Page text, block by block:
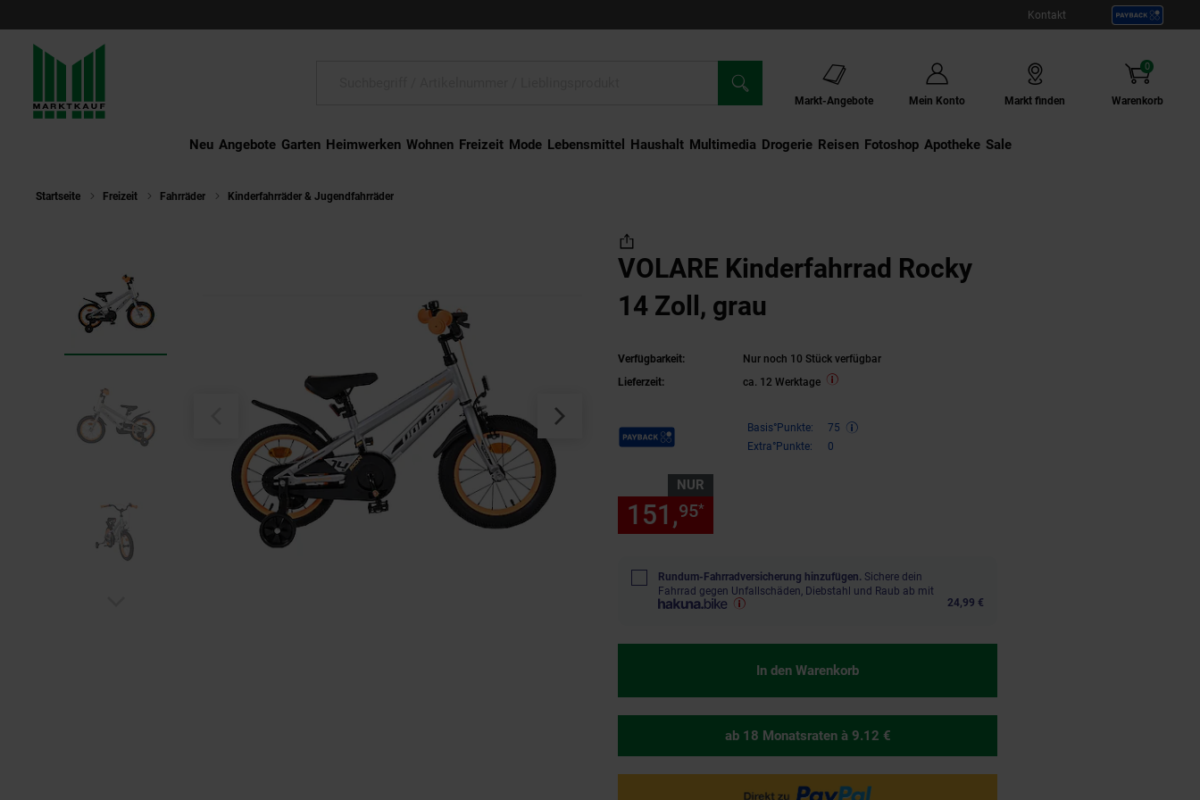
Kontakt
Markt-Angebote Mein Konto Markt finden Warenkorb
0
Artikel
Neu Angebote Garten Heimwerken Wohnen Freizeit Mode Lebensmittel Haushalt Multimedia Drogerie Externer Link:
Reisen Externer Link:
Fotoshop Externer Link:
Apotheke Sale
Startseite Freizeit Fahrräder Kinderfahrräder & Jugendfahrräder
VOLARE Kinderfahrrad Rocky
14 Zoll, grau
Verfügbarkeit:
Nur noch 10 Stück verfügbar
Lieferzeit:
ca. 12 Werktage
Payback Punkte Basis°Punkte:
75
Extra°Punkte:
0
NUR
151,95*
Rundum-Fahrradversicherung hinzufügen. Sichere dein
Fahrrad gegen Unfallschäden, Diebstahl und Raub ab mit
24,99 €
In den Warenkorb
ab 18 Monatsraten à 9.12 €